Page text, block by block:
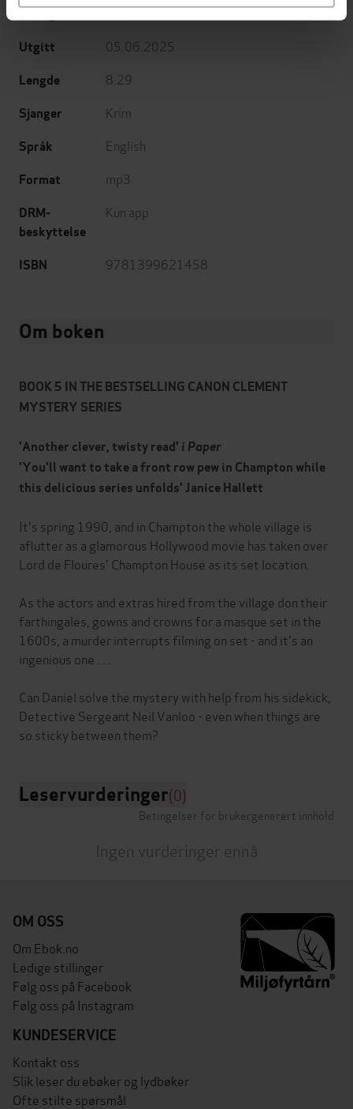
Weidenfeld & Nicolson
Utgitt 05.06.2025
Lengde 8:29
Sjanger Krim
Språk English
Format mp3
DRM-
beskyttelse
Kun app
ISBN 9781399621458
Om boken
BOOK 5 IN THE BESTSELLING CANON CLEMENT
MYSTERY SERIES
'Another clever, twisty read' i Paper
'You'll want to take a front row pew in Champton while
this delicious series unfolds' Janice Hallett
It's spring 1990, and in Champton the whole village is
aflutter as a glamorous Hollywood movie has taken over
Lord de Floures' Champton House as its set location.
As the actors and extras hired from the village don their
farthingales, gowns and crowns for a masque set in the
1600s, a murder interrupts filming on set - and it's an
ingenious one . . .
Can Daniel solve the mystery with help from his sidekick,
Detective Sergeant Neil Vanloo - even when things are
Leservurderinger(0)
Betingelser for brukergenerert innhold
Ingen vurderinger ennå
OM OSS
Om Ebok.no
Ledige stillinger
Følg oss på Facebook
Følg oss på Instagram
KUNDESERVICE
Kontakt oss
Slik leser du ebøker og lydbøker
Ofte stilte spørsmål